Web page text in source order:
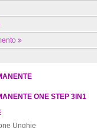
ONE STEP 3IN1
Unghie